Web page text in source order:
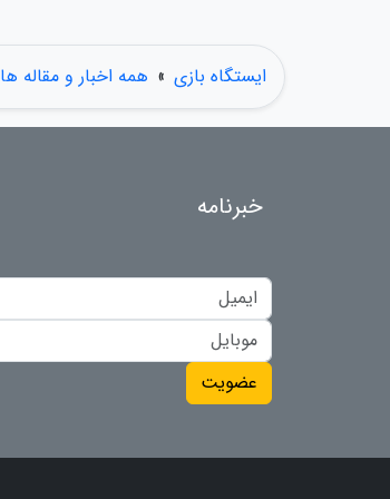
ایستگاه بازی » همه اخبار و مقاله ها
خبرنامه
عضویت